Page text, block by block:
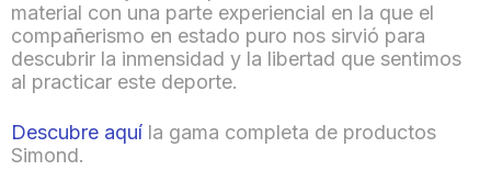
material con una parte experiencial en la que el
compañerismo en estado puro nos sirvió para
descubrir la inmensidad y la libertad que sentimos
al practicar este deporte.
Descubre aquí la gama completa de productos
Simond.